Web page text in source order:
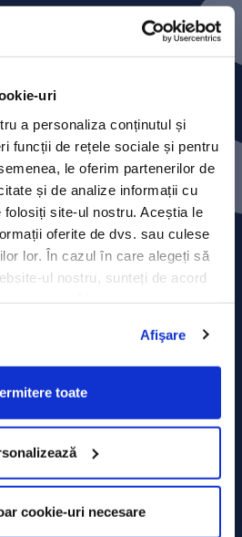
uri
a personaliza conținutul și
funcții de rețele sociale și pentru
le oferim partenerilor de
și de analize informații cu
site-ul nostru. Aceștia le
oferite de dvs. sau culese
lor. În cazul în care alegeți să
ul nostru, sunteți de acord
Afişare
toate
cookie-uri necesare